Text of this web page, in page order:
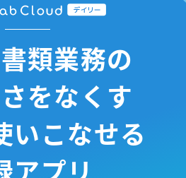
類業務の
をなくす
いこなせる